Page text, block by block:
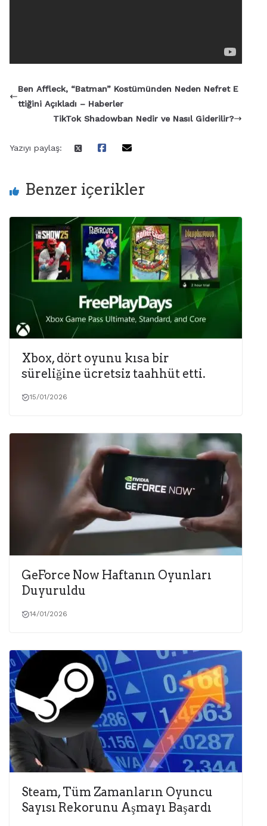
Ben Affleck, “Batman” Kostümünden Neden Nefret E
ttiğini Açıkladı – Haberler
TikTok Shadowban Nedir ve Nasıl Giderilir?
Yazıyı paylaş:
Benzer içerikler
Xbox, dört oyunu kısa bir
süreliğine ücretsiz taahhüt etti.
15/01/2026
GeForce Now Haftanın Oyunları
Duyuruldu
14/01/2026
Steam, Tüm Zamanların Oyuncu
Sayısı Rekorunu Aşmayı Başardı